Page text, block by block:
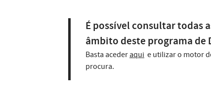
É possível consultar todas
âmbito deste programa de
Basta aceder aqui e utilizar o motor
procura.